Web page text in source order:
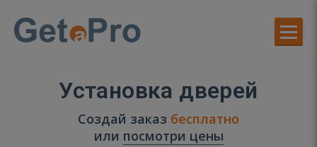
Установка дверей
Создай заказ бесплатно
или посмотри цены